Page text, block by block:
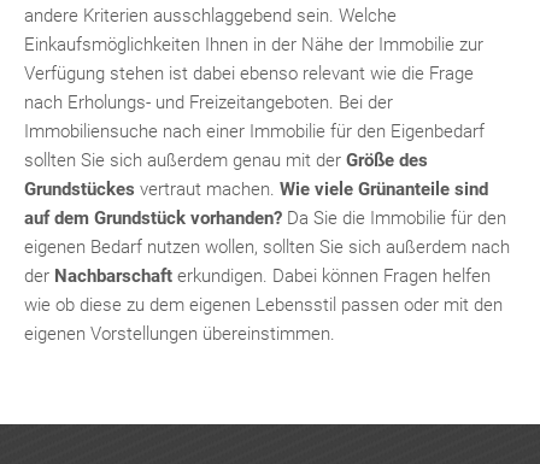
andere Kriterien ausschlaggebend sein. Welche
Einkaufsmöglichkeiten Ihnen in der Nähe der Immobilie zur
Verfügung stehen ist dabei ebenso relevant wie die Frage
nach Erholungs- und Freizeitangeboten. Bei der
Immobiliensuche nach einer Immobilie für den Eigenbedarf
sollten Sie sich außerdem genau mit der Größe des
Grundstückes vertraut machen. Wie viele Grünanteile sind
auf dem Grundstück vorhanden? Da Sie die Immobilie für den
eigenen Bedarf nutzen wollen, sollten Sie sich außerdem nach
der Nachbarschaft erkundigen. Dabei können Fragen helfen
wie ob diese zu dem eigenen Lebensstil passen oder mit den
eigenen Vorstellungen übereinstimmen.